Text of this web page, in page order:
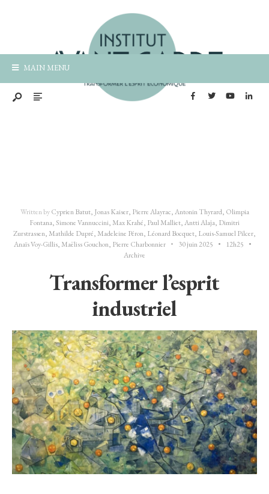
MAIN MENU
Written byCyprien Batut, Jonas Kaiser, Pierre Alayrac,Antonin Thyrard, Olimpia
Fontana,Simone Vannuccini, Max Krahé, Paul Malliet,Antti Alaja, Dimitri
Zurstrassen, Mathilde Dupré, Madeleine Péron, Léonard Bocquet, Louis-Samuel Pilcer,
Anaïs Voy-Gillis, Maëliss Gouchon, Pierre Charbonnier • 30 juin 2025 • 12h25
•
Archive
Transformer l’esprit
industriel